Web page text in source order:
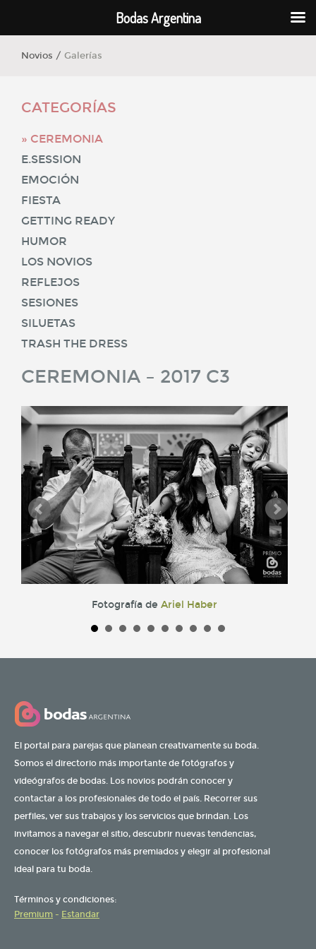
Novios / Galerías
CATEGORÍAS
CEREMONIA
E.SESSION
EMOCIÓN
FIESTA
GETTING READY
HUMOR
LOS NOVIOS
REFLEJOS
SESIONES
SILUETAS
TRASH THE DRESS
CEREMONIA – 2017 C3
Fotografía de Ariel Haber
El portal para parejas que planean creativamente su boda.
Somos el directorio más importante de fotógrafos y
videógrafos de bodas. Los novios podrán conocer y
contactar a los profesionales de todo el país. Recorrer sus
perfiles, ver sus trabajos y los servicios que brindan. Los
invitamos a navegar el sitio, descubrir nuevas tendencias,
conocer los fotógrafos más premiados y elegir al profesional
ideal para tu boda.
Términos y condiciones:
Premium - Estandar
Bodas Argentina